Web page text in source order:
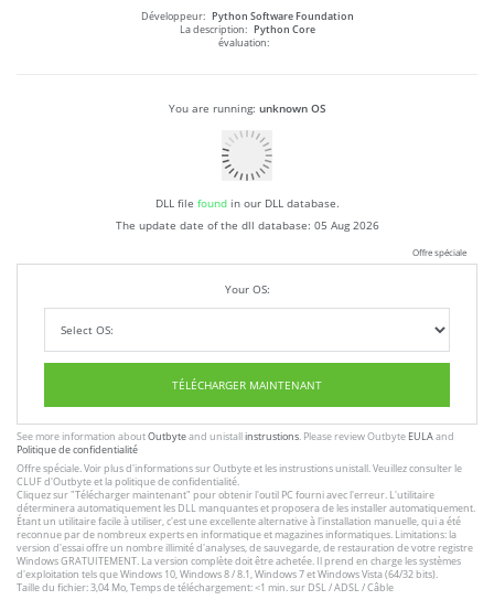
Développeur: Python Software Foundation
La description: Python Core
évaluation:
You are running: unknown OS
DLL file foundin our DLL database.
The update date of the dll database: 05 Aug 2026
Offre spéciale
Your OS:
TÉLÉCHARGER MAINTENANT
See more information aboutOutbyteand unistallinstrustions. Please review Outbyte EULAand
Politique de confidentialité
Offre spéciale. Voir plus d'informations surOutbyteet lesinstrustions unistall. Veuillez consulter le
CLUFd'Outbyte etla politique de confidentialité.
Cliquez sur"Télécharger maintenant" pour obtenir l'outil PC fourni avec l'erreur. L'utilitaire
déterminera automatiquement les DLL manquantes et proposera de les installer automatiquement.
Étant un utilitaire facile à utiliser, c'est une excellente alternative à l'installation manuelle, qui a été
reconnue par de nombreux experts en informatique et magazines informatiques. Limitations: la
version d'essai offre un nombre illimité d'analyses, de sauvegarde, de restauration de votre registre
Windows GRATUITEMENT. La version complète doit être achetée. Il prend en charge les systèmes
d'exploitation tels que Windows 10, Windows 8 / 8.1, Windows 7 et Windows Vista (64/32 bits).
Taille du fichier: 3,04 Mo, Temps de téléchargement: <1 min. sur DSL / ADSL / Câble